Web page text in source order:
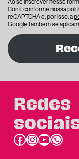
Conti, conforme nossa
reCAPTCHA e, por isso, a
Google também se
Redes
Facebook InstagramYoutube link do whatsapp